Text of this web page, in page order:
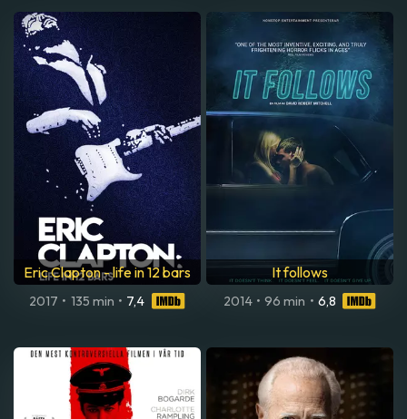
Eric Clapton - life in 12 bars
2017 • 135 min • 7,4
It follows
2014 • 96 min • 6,8